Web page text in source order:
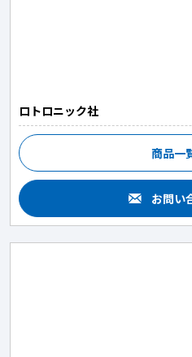
ロトロニック社
商品一
お問い